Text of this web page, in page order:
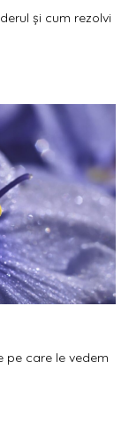
și cum rezolvi
pe care le vedem